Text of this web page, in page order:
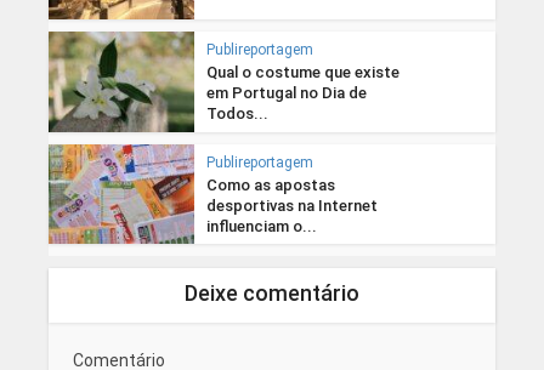
Publireportagem
Qual o costume que existe
em Portugal no Dia de
Todos...
Publireportagem
Como as apostas
desportivas na Internet
influenciam o...
Deixe comentário
Comentário